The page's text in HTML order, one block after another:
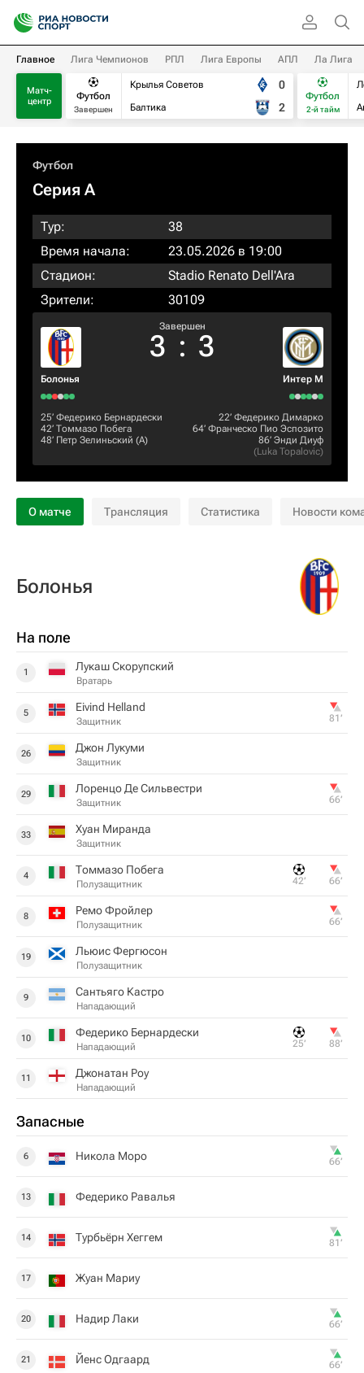
Главное Лига Чемпионов РПЛ Лига Европы АПЛ Ла Лига
Матч-
центр
Футбол
Завершен
Крылья Советов
Балтика
0
2
Футбол
2-й тайм
Футбол
Серия А
Тур:
38
Время начала:
23.05.2026 в 19:00
Стадион:
Stadio Renato Dell'Ara
Зрители:
30109
Болонья
Завершен
3 : 3
Интер М
25‎’‎ Федерико Бернардески
42‎’‎ Томмазо Побега
48‎’‎ Петр Зелиньский (А)
22‎’‎ Федерико Димарко
64‎’‎ Франческо Пио Эспозито
86‎’‎ Энди Диуф
(Luka Topalovic)
О матче Трансляция Статистика Новости
Болонья
На поле
1 Лукаш Скорупский
Вратарь
5 Eivind Helland
Защитник 81‎’‎
26 Джон Лукуми
Защитник
29 Лоренцо Де Сильвестри
Защитник 66‎’‎
33 Хуан Миранда
Защитник
4 Томмазо Побега
Полузащитник 42‎’‎ 66‎’‎
8 Ремо Фройлер
Полузащитник 66‎’‎
19 Льюис Фергюсон
Полузащитник
9 Сантьяго Кастро
Нападающий
10 Федерико Бернардески
Нападающий 25‎’‎ 88‎’‎
11 Джонатан Роу
Нападающий
Запасные
6 Никола Моро 66‎’‎
13 Федерико Равалья
14 Турбьёрн Хеггем 81‎’‎
17 Жуан Мариу
20 Надир Лаки 66‎’‎
21 Йенс Одгаард 66‎’‎